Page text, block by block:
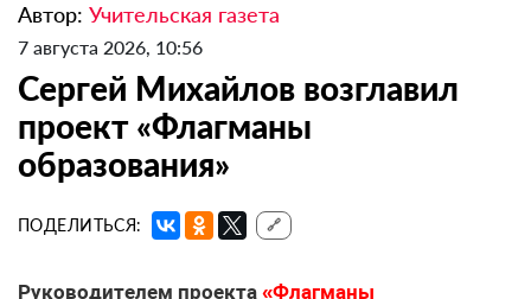
Автор: Учительская газета
7 августа 2026, 10:56
Сергей Михайлов возглавил
проект «Флагманы
образования»
ПОДЕЛИТЬСЯ: 🔗
Руководителем проекта «Флагманы